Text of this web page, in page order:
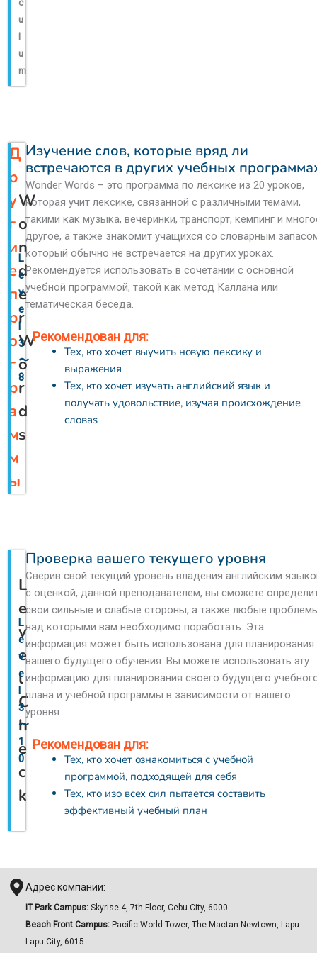
c
u
u
m
Д
р
у
г
и
е
п
р
о
г
р
а
м
м
ы
W
o
n
d
e
r
W
o
r
d
s
L
e
v
e
l
3
〜
8
Изучение слов, которые вряд ли
встречаются в других учебных
Wonder Words – это программа по лексике из 20 уроков,
которая учит лексике, связанной с различными темами,
такими как музыка, вечеринки, транспорт, кемпинг и
другое, а также знакомит учащихся со словарным
который обычно не встречается на других уроках.
Рекомендуется использовать в сочетании с основной
учебной программой, такой как метод Каллана или
тематическая беседа.
Рекомендован для:
Тех, кто хочет выучить новую лексику и
выражения
Тех, кто хочет изучать английский язык и
получать удовольствие, изучая происхождение
словаs
L
e
v
e
l
C
h
e
c
k
L
e
v
e
l
3
〜
1
0
Проверка вашего текущего уровня
Сверив свой текущий уровень владения английским
с оценкой, данной преподавателем, вы сможете
свои сильные и слабые стороны, а также любые
над которыми вам необходимо поработать. Эта
информация может быть использована для планирования
вашего будущего обучения. Вы можете использовать эту
информацию для планирования своего будущего
плана и учебной программы в зависимости от вашего
уровня.
Рекомендован для:
Тех, кто хочет ознакомиться с учебной
программой, подходящей для себя
Тех, кто изо всех сил пытается составить
эффективный учебный план
Адрес компании:
IT Park Campus: Skyrise 4, 7th Floor, Cebu City, 6000
Beach Front Campus: Pacific World Tower, The Mactan Newtown, Lapu-
Lapu City, 6015